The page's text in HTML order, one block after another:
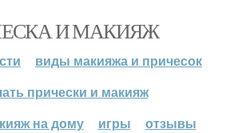
И МАКИЯЖ
виды макияжа и причесок
прически и макияж
на дому
игры отзывы